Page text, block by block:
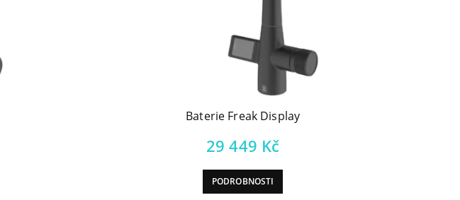
Baterie Freak Display
29 449 Kč
PODROBNOSTI